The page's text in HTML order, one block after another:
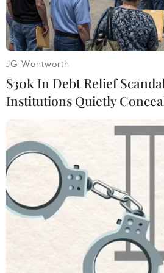
Động, Thường Tín, Hà Nội.
Lễ khởi công xây dựng công trình hệ
lý nước thải tại Cụm Công
PV/Vietnam+)
Ngày 27/9, Công ty Cổ phần
JG Wentworth
$30k In Debt Relief
Institutions Quietly